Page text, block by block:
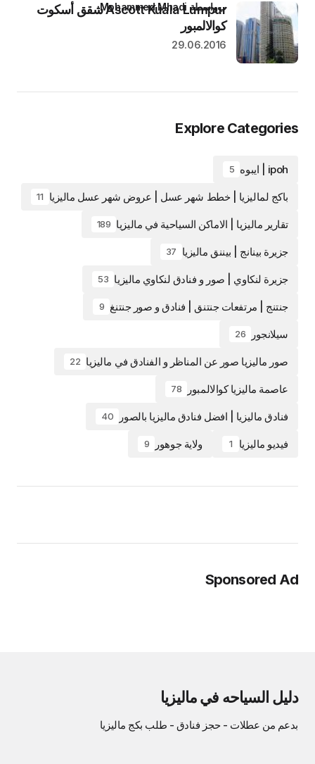
Ascott Kuala Lumpur شقق أسكوت
كوالالمبور
بواسطة Mohammed Mhadi
29.06.2016
Explore Categories
ipoh | ايبوه 5
باكج لماليزيا | خطط شهر عسل | عروض شهر عسل ماليزيا 11
تقارير ماليزيا | الاماكن السياحية في ماليزيا 189
جزيرة بينانج | بيننق ماليزيا 37
جزيرة لنكاوي | صور و فنادق لنكاوي ماليزيا 53
جنتنج | مرتفعات جنتنق | فنادق و صور جنتنغ 9
سيلانجور 26
صور ماليزيا صور عن المناظر و الفنادق في ماليزيا 22
عاصمة ماليزيا كوالالمبور 78
فنادق ماليزيا | افضل فنادق ماليزيا بالصور 40
فيديو ماليزيا 1 ولاية جوهور 9
Sponsored Ad
دليل السياحه في ماليزيا
بدعم من عطلات -حجز فنادق - طلب بكج ماليزيا